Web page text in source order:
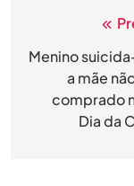
de
artigos
Menino
a mãe
comprado
Dia da